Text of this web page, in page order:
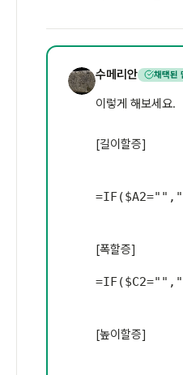
수 수메리안 채택된
이렇게 해보세요.
[길이할증]
=IF($A2="" ,
[폭할증]
=IF($C2="" ,
[높이할증]